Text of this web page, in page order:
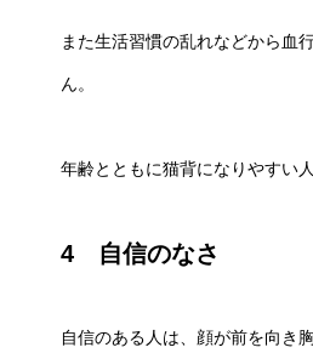
また生活習慣の乱れなどから血
ん。
年齢とともに猫背になりやすい
4 自信のなさ
自信のある人は、顔が前を向き